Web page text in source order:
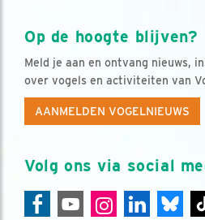
Op de hoogte blijven?
Meld je aan en ontvang nieuws,
over vogels en activiteiten van
AANMELDEN VOGELNIEUWS
Volg ons via social